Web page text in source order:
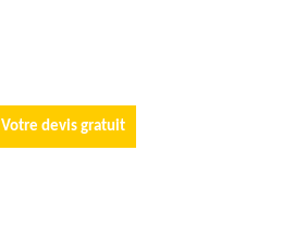
Votre devis gratuit